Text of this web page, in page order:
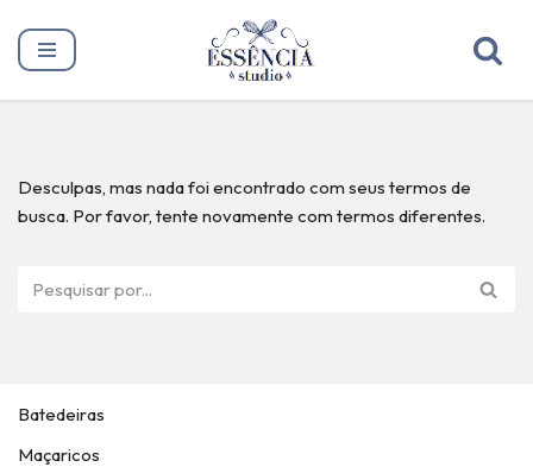
Pular
Desculpas, mas nada foi encontrado com seus termos de
busca. Por favor, tente novamente com termos diferentes.
Batedeiras
Maçaricos